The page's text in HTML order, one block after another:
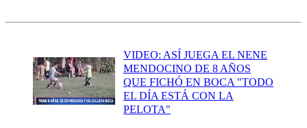
VIDEO: ASÍ JUEGA EL NENE
MENDOCINO DE 8 AÑOS
QUE FICHÓ EN BOCA "TODO
EL DÍA ESTÁ CON LA
PELOTA"